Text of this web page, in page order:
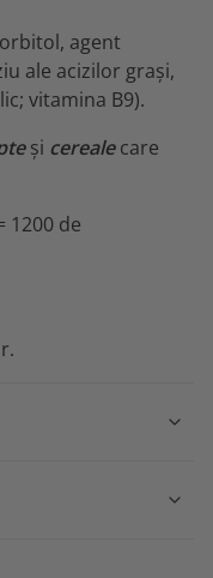
agent
ale acizilor grași,
vitamina B9).
și cerealecare
1200 de